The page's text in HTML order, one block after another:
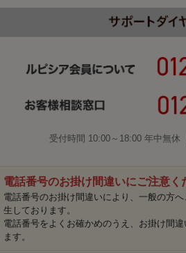
受付時間 10:00～18:00 年中無休
電話番号のお掛け間違いにご注意く
電話番号のお掛け間違いにより、一般の方
生しております。
電話番号をよくお確かめのうえ、お掛け間
ます。